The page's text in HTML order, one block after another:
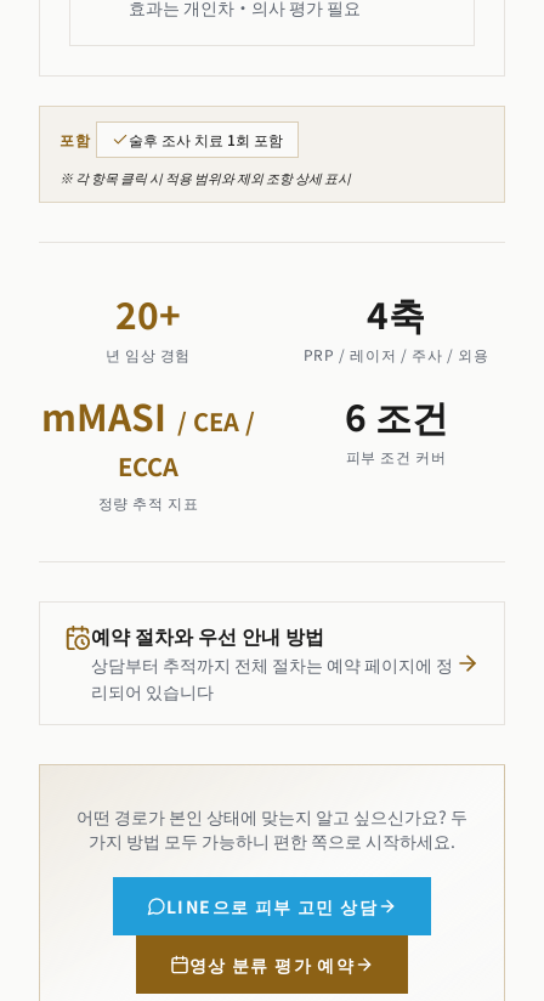
효과는 개인차·의사 평가 필요
포함 술후 조사 치료 1회 포함
※ 각 항목 클릭 시 적용 범위와 제외 조항 상세 표시
20+
년 임상 경험
4축
PRP / 레이저 / 주사 / 외용
mMASI / CEA /
ECCA
정량 추적 지표
6 조건
피부 조건 커버
예약 절차와 우선 안내 방법
상담부터 추적까지 전체 절차는 예약 페이지에 정
리되어 있습니다
어떤 경로가 본인 상태에 맞는지 알고 싶으신가요? 두
가지 방법 모두 가능하니 편한 쪽으로 시작하세요.
LINE으로 피부 고민 상담
영상 분류 평가 예약